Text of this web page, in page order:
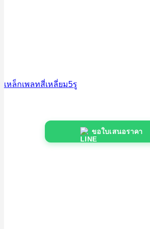
เหล็กเพลทสี่เหลี่ยม5รู
ขอใบเสนอราคา